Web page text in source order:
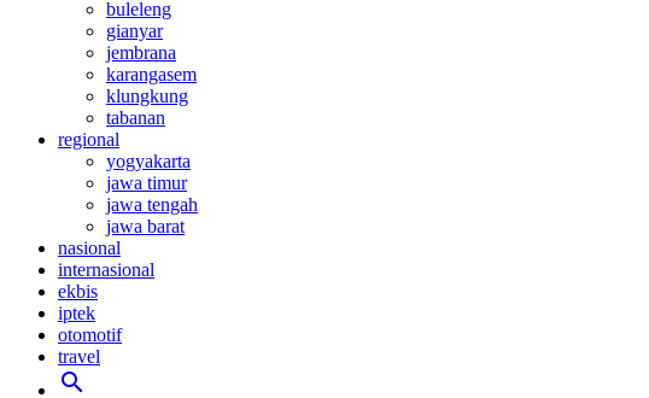
buleleng
gianyar
jembrana
karangasem
klungkung
tabanan
regional
yogyakarta
jawa timur
jawa tengah
jawa barat
nasional
internasional
ekbis
iptek
otomotif
travel
search